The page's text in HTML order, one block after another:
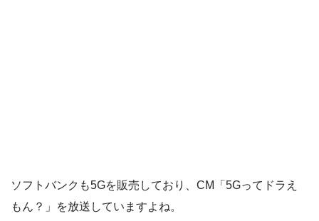
ソフトバンクも5Gを販売しており、CM「5Gってドラえ
もん？」を放送していますよね。